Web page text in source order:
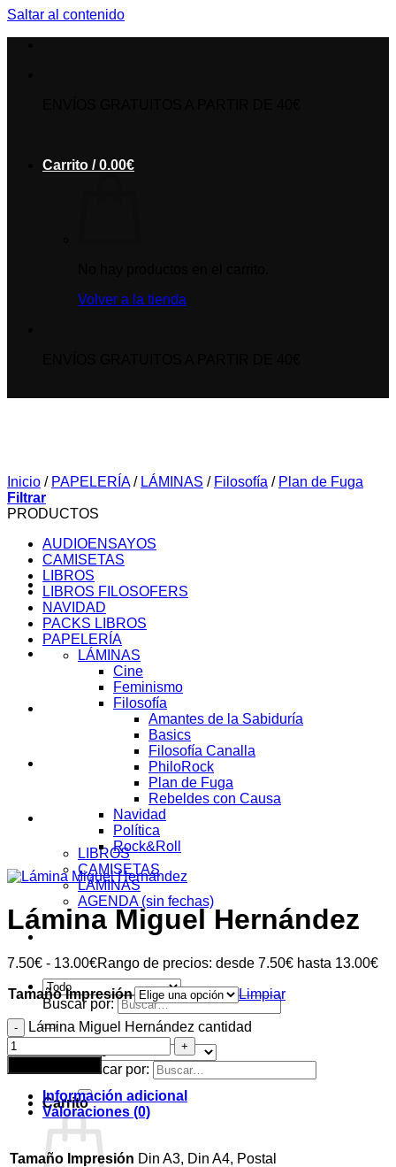
Saltar al contenido
Carrito /0.00€
Volver a la tienda
SOBRE MI
AUDIOENSAYOS
LIBROS
CAMISETAS
LÁMINAS
AGENDA (sin fechas)
Buscar por:
Buscar por:
Carrito
Inicio / PAPELERÍA / LÁMINAS / Filosofía / Plan de Fuga
Filtrar
PRODUCTOS
AUDIOENSAYOS
CAMISETAS
LIBROS
LIBROS FILOSOFERS
NAVIDAD
PACKS LIBROS
PAPELERÍA
LÁMINAS
Cine
Feminismo
Filosofía
Amantes de la Sabiduría
Basics
Filosofía Canalla
PhiloRock
Plan de Fuga
Rebeldes con Causa
Navidad
Política
Rock&Roll
Lámina Miguel Hernández
7.50€ - 13.00€Rango de precios: desde 7.50€ hasta 13.00€
Tamaño Impresión Limpiar
Lámina Miguel Hernández cantidad
Información adicional
Valoraciones (0)
Tamaño Impresión Din A3, Din A4, Postal